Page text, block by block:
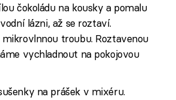
čokoládu na kousky a pomalu
lázni, až se roztaví.
troubu. Roztavenou
vychladnout na pokojovou
na prášek v mixéru.